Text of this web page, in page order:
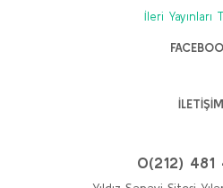
İleri Yayınları
İLETİŞİM
0(212) 481